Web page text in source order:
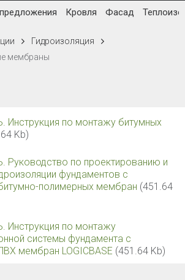
Кровля Фасад
Гидроизоляция
мембраны
по монтажу битумных
Kb)
по проектированию и
фундаментов с
полимерных мембран (451.64
по монтажу
системы фундамента с
мембран LOGICBASE (451.64 Kb)